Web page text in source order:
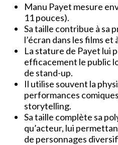
Manu Payet mesure
11 pouces).
Sa taille contribue à sa
l’écran dans les films et
La stature de Payet lui
efficacement le public
de stand-up.
Il utilise souvent la
performances
storytelling.
Sa taille complète sa
qu’acteur, lui
de personnages